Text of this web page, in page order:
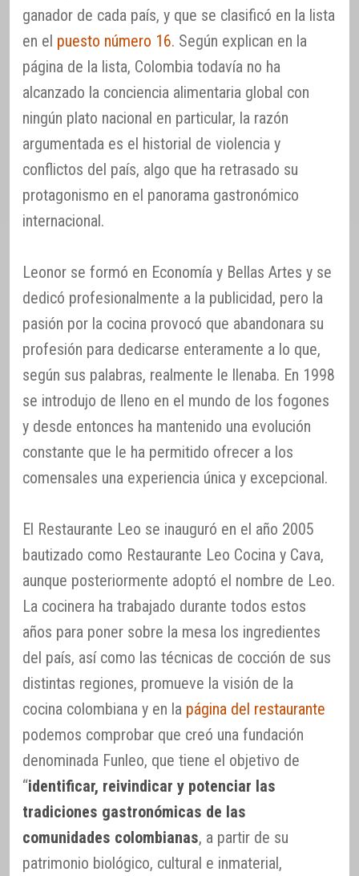
ganador de cada país, y que se clasificó en la lista
en el puesto número 16. Según explican en la
página de la lista, Colombia todavía no ha
alcanzado la conciencia alimentaria global con
ningún plato nacional en particular, la razón
argumentada es el historial de violencia y
conflictos del país, algo que ha retrasado su
protagonismo en el panorama gastronómico
internacional.
Leonor se formó en Economía y Bellas Artes y se
dedicó profesionalmente a la publicidad, pero la
pasión por la cocina provocó que abandonara su
profesión para dedicarse enteramente a lo que,
según sus palabras, realmente le llenaba. En 1998
se introdujo de lleno en el mundo de los fogones
y desde entonces ha mantenido una evolución
constante que le ha permitido ofrecer a los
comensales una experiencia única y excepcional.
El Restaurante Leo se inauguró en el año 2005
bautizado como Restaurante Leo Cocina y Cava,
aunque posteriormente adoptó el nombre de Leo.
La cocinera ha trabajado durante todos estos
años para poner sobre la mesa los ingredientes
del país, así como las técnicas de cocción de sus
distintas regiones, promueve la visión de la
cocina colombiana y en la página del restaurante
podemos comprobar que creó una fundación
denominada Funleo, que tiene el objetivo de
“identificar, reivindicar y potenciar las
tradiciones gastronómicas de las
comunidades colombianas, a partir de su
patrimonio biológico, cultural e inmaterial,